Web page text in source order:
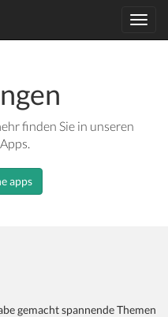
finden Sie in unseren
apps
gemacht spannende Themen